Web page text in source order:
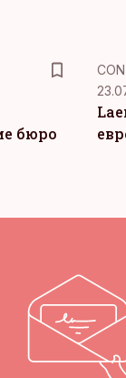
бюро
KM